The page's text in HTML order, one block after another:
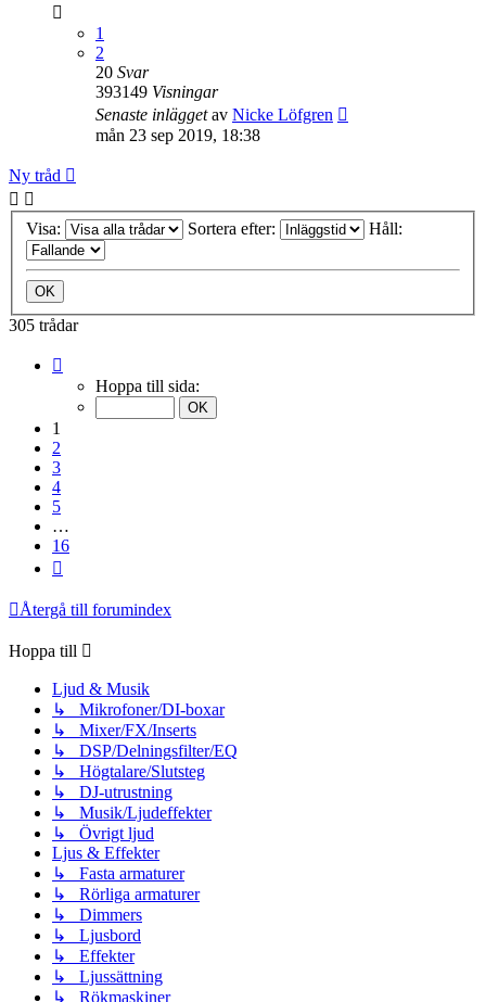
1
2
20 Svar
393149 Visningar
Senaste inläggetav Nicke Löfgren
mån 23 sep 2019, 18:38
Ny tråd
Visa: Sortera efter: Håll:
305 trådar
Hoppa till sida:
1
2
3
4
5
…
16
Återgå till forumindex
Hoppa till
Ljud & Musik
↳ Mikrofoner/DI-boxar
↳ Mixer/FX/Inserts
↳ DSP/Delningsfilter/EQ
↳ Högtalare/Slutsteg
↳ DJ-utrustning
↳ Musik/Ljudeffekter
↳ Övrigt ljud
Ljus & Effekter
↳ Fasta armaturer
↳ Rörliga armaturer
↳ Dimmers
↳ Ljusbord
↳ Effekter
↳ Ljussättning
↳ Rökmaskiner